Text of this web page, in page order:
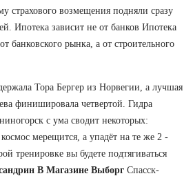
страхового возмещения подняли сразу
Ипотека зависит не от банков Ипотека
банковского рынка, а от строительного
Тора Бергер из Норвегии, а лучшая
финишировала четвертой. Гидра
с ума сводит некоторых:
мерещится, а упадёт на те же 2 -
тренировке вы будете подтягиваться
В Магазине Выборг Спасск-